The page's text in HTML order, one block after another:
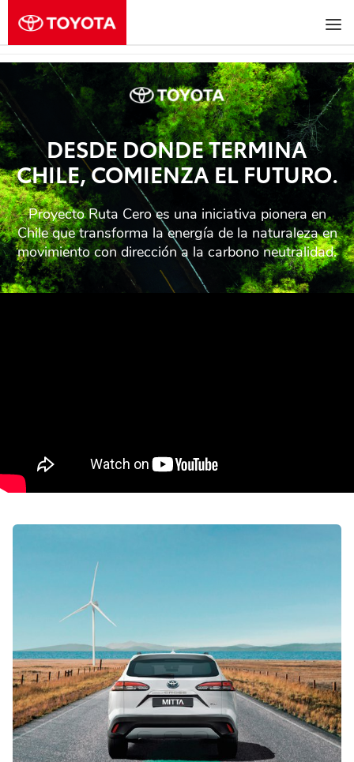
DESDE DONDE TERMINA
CHILE, COMIENZA EL FUTURO.
Proyecto Ruta Cero es una iniciativa pionera en
Chile que transforma la energía de la naturaleza en
movimiento con dirección a la carbono neutralidad.